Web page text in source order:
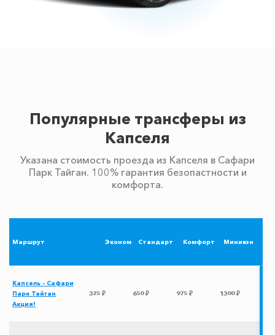
Популярные трансферы из
Капселя
Указана стоимость проезда из Капселя в Сафари
Парк Тайган. 100% гарантия безопастности и
комфорта.
Маршрут Эконом Стандарт Комфорт Минивэн
Капсель - Сафари
Парк Тайган
Акция!
325 ₽ 650 ₽ 975 ₽ 1300 ₽